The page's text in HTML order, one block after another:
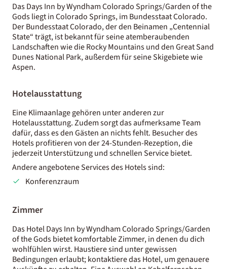
Das Days Inn by Wyndham Colorado Springs/Garden of the
Gods liegt in Colorado Springs, im Bundesstaat Colorado.
Der Bundesstaat Colorado, der den Beinamen „Centennial
State“ trägt, ist bekannt für seine atemberaubenden
Landschaften wie die Rocky Mountains und den Great Sand
Dunes National Park, außerdem für seine Skigebiete wie
Aspen.
Hotelausstattung
Eine Klimaanlage gehören unter anderen zur
Hotelausstattung. Zudem sorgt das aufmerksame Team
dafür, dass es den Gästen an nichts fehlt. Besucher des
Hotels profitieren von der 24-Stunden-Rezeption, die
jederzeit Unterstützung und schnellen Service bietet.
Andere angebotene Services des Hotels sind:
Konferenzraum
Zimmer
Das Hotel Days Inn by Wyndham Colorado Springs/Garden
of the Gods bietet komfortable Zimmer, in denen du dich
wohlfühlen wirst. Haustiere sind unter gewissen
Bedingungen erlaubt; kontaktiere das Hotel, um genauere